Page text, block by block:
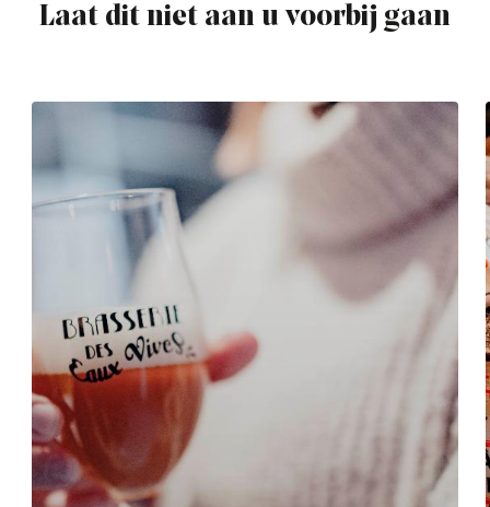
Laat dit niet aan u voorbij gaan